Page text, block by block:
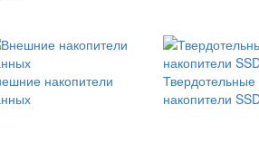
накопители
Твердотельные
накопители